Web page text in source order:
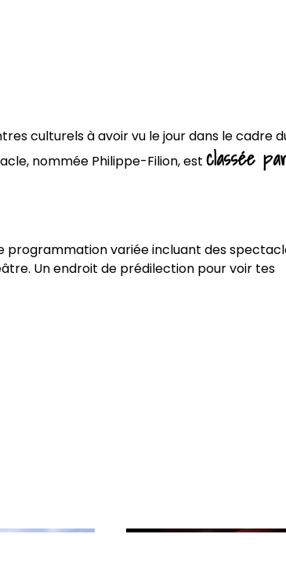
culturels à avoir vu le jour dans le cadre
nommée Philippe-Filion, est classée
programmation variée incluant des
Un endroit de prédilection pour voir tes